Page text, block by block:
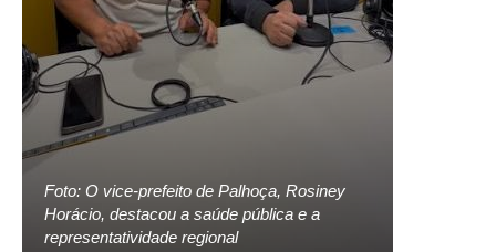
Foto: O vice-prefeito de Palhoça, Rosiney
Horácio, destacou a saúde pública e a
representatividade regional